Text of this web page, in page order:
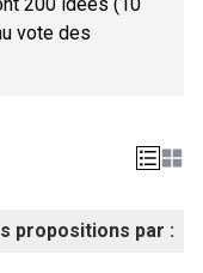
vote des
propositions par :